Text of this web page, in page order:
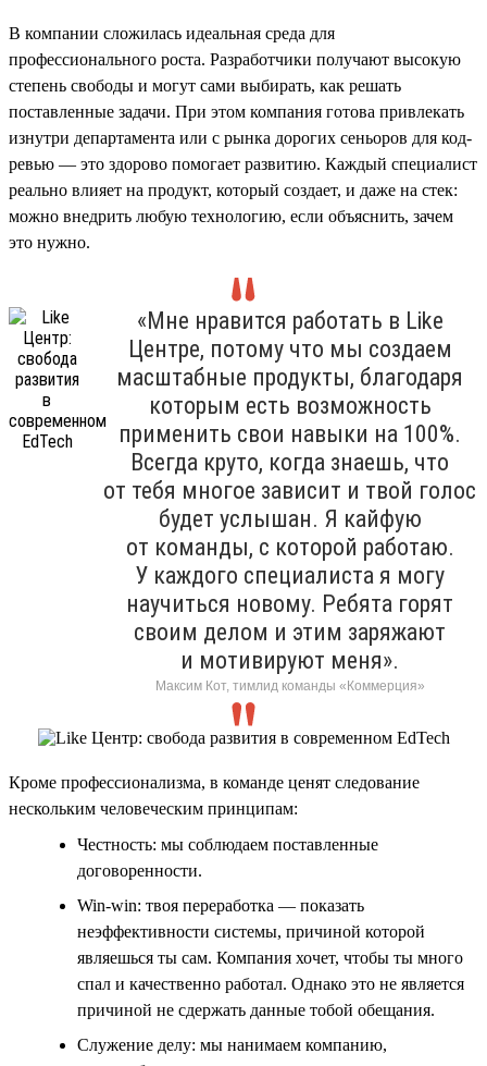
В компании сложилась идеальная среда для
профессионального роста. Разработчики получают высокую
степень свободы и могут сами выбирать, как решать
поставленные задачи. При этом компания готова привлекать
изнутри департамента или с рынка дорогих сеньоров для код-
ревью — это здорово помогает развитию. Каждый специалист
реально влияет на продукт, который создает, и даже на стек:
можно внедрить любую технологию, если объяснить, зачем
это нужно.
«Мне нравится работать в Like
Центре, потому что мы создаем
масштабные продукты, благодаря
которым есть возможность
применить свои навыки на 100%.
Всегда круто, когда знаешь, что
от тебя многое зависит и твой голос
будет услышан. Я кайфую
от команды, с которой работаю.
У каждого специалиста я могу
научиться новому. Ребята горят
своим делом и этим заряжают
и мотивируют меня».
Максим Кот, тимлид команды «Коммерция»
Кроме профессионализма, в команде ценят следование
нескольким человеческим принципам:
Честность: мы соблюдаем поставленные
договоренности.
Win-win: твоя переработка — показать
неэффективности системы, причиной которой
являешься ты сам. Компания хочет, чтобы ты много
спал и качественно работал. Однако это не является
причиной не сдержать данные тобой обещания.
Служение делу: мы нанимаем компанию,